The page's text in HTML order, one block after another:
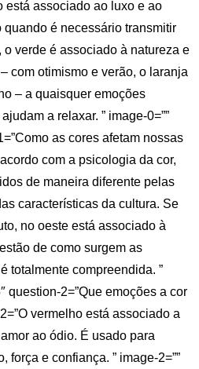
está associado ao luxo e ao
é necessário transmitir
verde é associado à natureza e
com otimismo e verão, o laranja
– a quaisquer emoções
a relaxar. ” image-0=””
as cores afetam nossas
com a psicologia da cor,
de maneira diferente pelas
características da cultura. Se
no oeste está associado à
de como surgem as
totalmente compreendida. ”
question-2=”Que emoções a cor
vermelho está associado a
ao ódio. É usado para
força e confiança. ” image-2=””